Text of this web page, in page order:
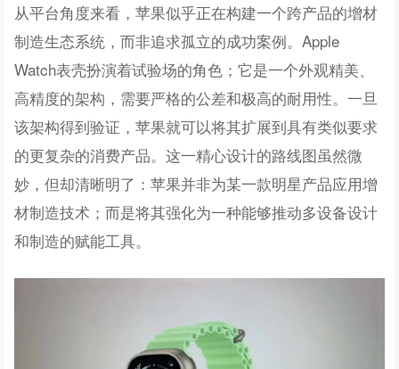
从平台角度来看，苹果似乎正在构建一个跨产品的增材
制造生态系统，而非追求孤立的成功案例。Apple
Watch表壳扮演着试验场的角色；它是一个外观精美、
高精度的架构，需要严格的公差和极高的耐用性。一旦
该架构得到验证，苹果就可以将其扩展到具有类似要求
的更复杂的消费产品。这一精心设计的路线图虽然微
妙，但却清晰明了：苹果并非为某一款明星产品应用增
材制造技术；而是将其强化为一种能够推动多设备设计
和制造的赋能工具。